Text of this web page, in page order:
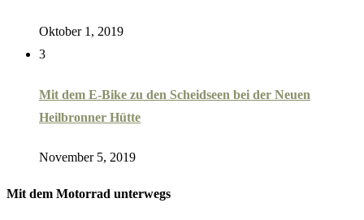
Oktober 1, 2019
3
Mit dem E-Bike zu den Scheidseen bei der Neuen
Heilbronner Hütte
November 5, 2019
Mit dem Motorrad unterwegs